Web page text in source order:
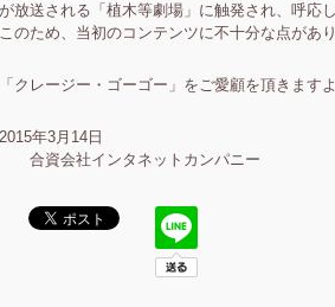
が放送される「植木等劇場」に触発され、呼応
このため、当初のコンテンツに不十分な点があ
「クレージー・ゴーゴー」をご愛顧を頂きます
2015年3月14日
合資会社インタネットカンパニー